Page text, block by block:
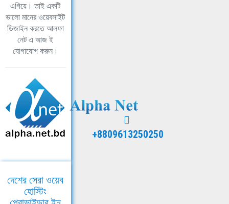
এগিয়ে। তাই একটি
ভালো মানের ওয়েবসাইট
ডিজাইন করতে আলফা
নেট এ আজ ই
যোগাযোগ করুন।
+8809613250250
দেশের সেরা ওয়েব
হোস্টিং